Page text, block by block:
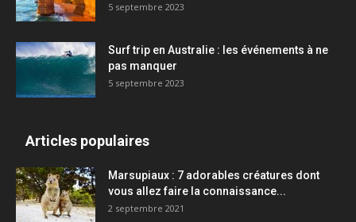
5 septembre 2023
Surf trip en Australie : les événements à ne
pas manquer
5 septembre 2023
Articles populaires
Marsupiaux : 7 adorables créatures dont
vous allez faire la connaissance...
2 septembre 2021